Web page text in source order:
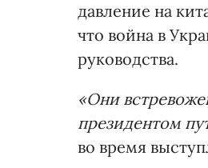
давление на
что война в
руководства.
«Они
президентом
во время